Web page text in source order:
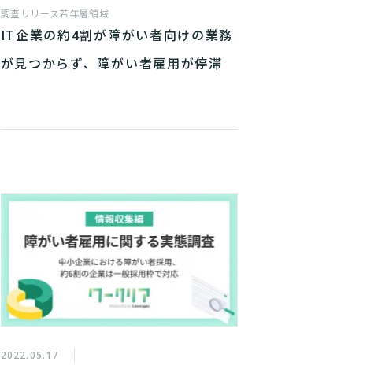
調査リリース若年層領域
IT企業の約4割が障がい者向けの業務
が見つからず、障がい者雇用が停滞
2022.05.17